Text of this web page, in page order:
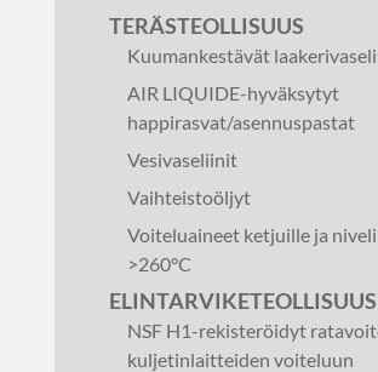
TERÄSTEOLLISUUS
Kuumankestävät
AIR LIQUIDE-hyväksytyt
happirasvat/asennuspastat
Vesivaseliinit
Vaihteistoöljyt
Voiteluaineet ketjuille ja
>260°C
ELINTARVIKETEOLLISUUS
NSF H1-rekisteröidyt
kuljetinlaitteiden voiteluun